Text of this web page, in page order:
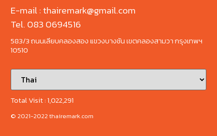
E-mail : thairemark@gmail.com
Tel. 083 0694516
583/3 ถนนเลียบคลองสอง แขวงบางชัน เขตคลองสามวา กรุงเทพฯ
10510
Total Visit :1,022,291
© 2021-2022 thairemark.com